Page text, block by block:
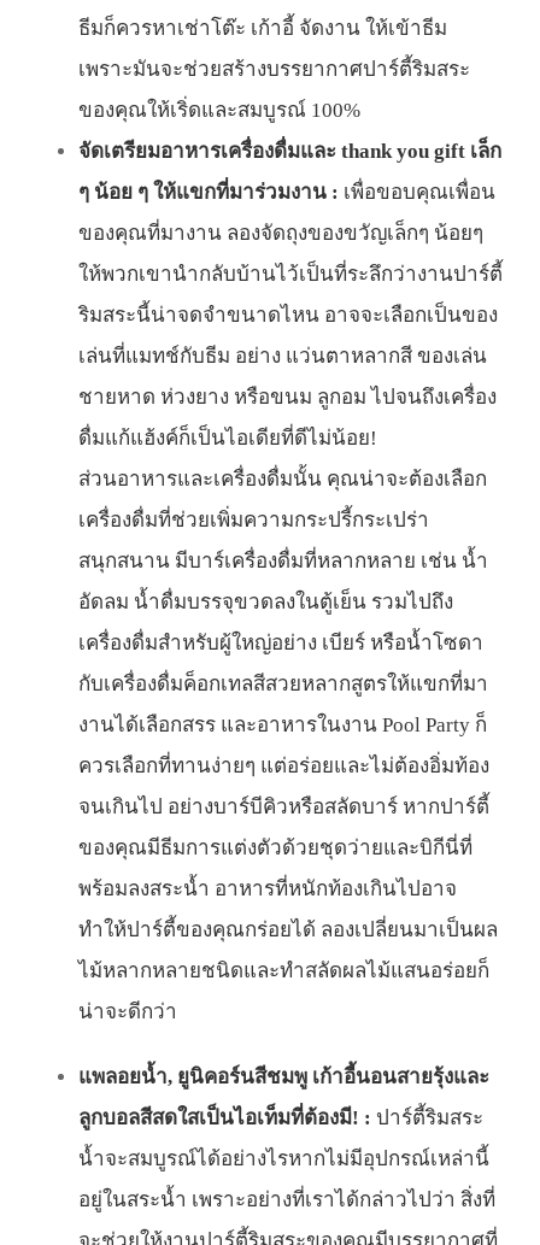
ธีมก็ควรหาเช่าโต๊ะ เก้าอี้ จัดงาน ให้เข้าธีม
เพราะมันจะช่วยสร้างบรรยากาศปาร์ตี้ริมสระ
ของคุณให้เริ่ดและสมบูรณ์ 100%
จัดเตรียมอาหารเครื่องดื่มและ thank you gift เล็ก
ๆ น้อย ๆ ให้แขกที่มาร่วมงาน : เพื่อขอบคุณเพื่อน
ของคุณที่มางาน ลองจัดถุงของขวัญเล็กๆ น้อยๆ
ให้พวกเขานำกลับบ้านไว้เป็นที่ระลึกว่างานปาร์ตี้
ริมสระนี้น่าจดจำขนาดไหน อาจจะเลือกเป็นของ
เล่นที่แมทช์กับธีม อย่าง แว่นตาหลากสี ของเล่น
ชายหาด ห่วงยาง หรือขนม ลูกอม ไปจนถึงเครื่อง
ดื่มแก้แฮ้งค์ก็เป็นไอเดียที่ดีไม่น้อย!
ส่วนอาหารและเครื่องดื่มนั้น คุณน่าจะต้องเลือก
เครื่องดื่มที่ช่วยเพิ่มความกระปรี้กระเปร่า
สนุกสนาน มีบาร์เครื่องดื่มที่หลากหลาย เช่น น้ำ
อัดลม น้ำดื่มบรรจุขวดลงในตู้เย็น รวมไปถึง
เครื่องดื่มสำหรับผู้ใหญ่อย่าง เบียร์ หรือน้ำโซดา
กับเครื่องดื่มค็อกเทลสีสวยหลากสูตรให้แขกที่มา
งานได้เลือกสรร และอาหารในงาน Pool Party ก็
ควรเลือกที่ทานง่ายๆ แต่อร่อยและไม่ต้องอิ่มท้อง
จนเกินไป อย่างบาร์บีคิวหรือสลัดบาร์ หากปาร์ตี้
ของคุณมีธีมการแต่งตัวด้วยชุดว่ายและบิกีนี่ที่
พร้อมลงสระน้ำ อาหารที่หนักท้องเกินไปอาจ
ทำให้ปาร์ตี้ของคุณกร่อยได้ ลองเปลี่ยนมาเป็นผล
ไม้หลากหลายชนิดและทำสลัดผลไม้แสนอร่อยก็
น่าจะดีกว่า
แพลอยน้ำ, ยูนิคอร์นสีชมพู เก้าอี้นอนสายรุ้งและ
ลูกบอลสีสดใสเป็นไอเท็มที่ต้องมี! : ปาร์ตี้ริมสระ
น้ำจะสมบูรณ์ได้อย่างไรหากไม่มีอุปกรณ์เหล่านี้
อยู่ในสระน้ำ เพราะอย่างที่เราได้กล่าวไปว่า สิ่งที่